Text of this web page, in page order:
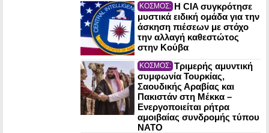
ΚΟΣΜΟΣ: Η CIA συγκρότησε
μυστικά ειδική ομάδα για την
άσκηση πιέσεων με στόχο
την αλλαγή καθεστώτος
στην Κούβα
ΚΟΣΜΟΣ: Τριμερής αμυντική
συμφωνία Τουρκίας,
Σαουδικής Αραβίας και
Πακιστάν στη Μέκκα –
Ενεργοποιείται ρήτρα
αμοιβαίας συνδρομής τύπου
NATO